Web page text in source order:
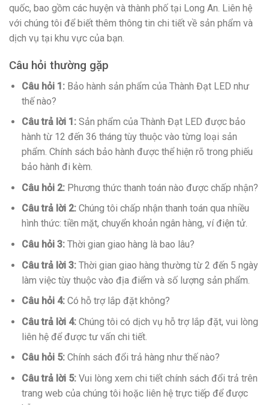
quốc, bao gồm các huyện và thành phố tại Long An. Liên hệ
với chúng tôi để biết thêm thông tin chi tiết về sản phẩm và
dịch vụ tại khu vực của bạn.
Câu hỏi thường gặp
Câu hỏi 1:Bảo hành sản phẩm của Thành Đạt LED như
thế nào?
Câu trả lời 1:Sản phẩm của Thành Đạt LED được bảo
hành từ 12 đến 36 tháng tùy thuộc vào từng loại sản
phẩm. Chính sách bảo hành được thể hiện rõ trong phiếu
bảo hành đi kèm.
Câu hỏi 2:Phương thức thanh toán nào được chấp nhận?
Câu trả lời 2:Chúng tôi chấp nhận thanh toán qua nhiều
hình thức: tiền mặt, chuyển khoản ngân hàng, ví điện tử.
Câu hỏi 3:Thời gian giao hàng là bao lâu?
Câu trả lời 3:Thời gian giao hàng thường từ 2 đến 5 ngày
làm việc tùy thuộc vào địa điểm và số lượng sản phẩm.
Câu hỏi 4:Có hỗ trợ lắp đặt không?
Câu trả lời 4:Chúng tôi có dịch vụ hỗ trợ lắp đặt, vui lòng
liên hệ để được tư vấn chi tiết.
Câu hỏi 5:Chính sách đổi trả hàng như thế nào?
Câu trả lời 5:Vui lòng xem chi tiết chính sách đổi trả trên
trang web của chúng tôi hoặc liên hệ trực tiếp để được